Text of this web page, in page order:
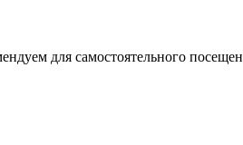
для самостоятельного